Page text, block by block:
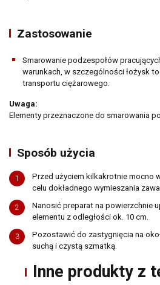
Zastosowanie
Smarowanie podzespołów
warunkach, w szczególności łożysk
transportu ciężarowego.
Uwaga:
Elementy przeznaczone do smarowania
Sposób użycia
1
Przed użyciem kilkakrotnie mocno
celu dokładnego wymieszania
2
Nanosić preparat na powierzchnie
elementu z odległości ok. 10 cm.
3
Pozostawić do zastygnięcia na
suchą i czystą szmatką.
Gdzie kupić
Inne produkty z